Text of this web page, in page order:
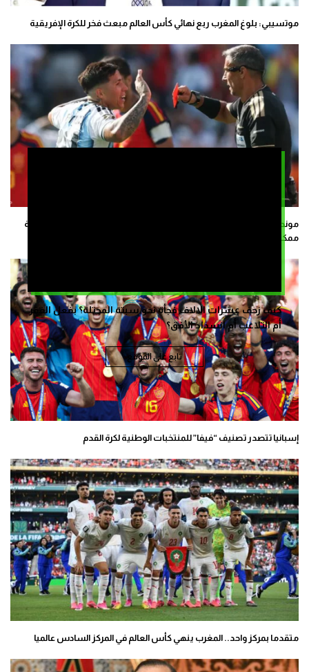
كيف زحف عشرات الالاف فجأة نحو سبتة المحتلة؟ بفعل الفقر
أم التلاعب أم انسداد الأفق؟
تابع على الموقع
موتسيبي: بلوغ المغرب ربع نهائي كأس العالم مبعث فخر للكرة الإفريقية
مونديال 2026.. إنزو فرنانديز يرى أن الأرجنتين مثلت نفسها بأفضل طريقة
ممكنة
إسبانيا تتصدر تصنيف “فيفا” للمنتخبات الوطنية لكرة القدم
متقدما بمركز واحد.. المغرب ينهي كأس العالم في المركز السادس عالميا